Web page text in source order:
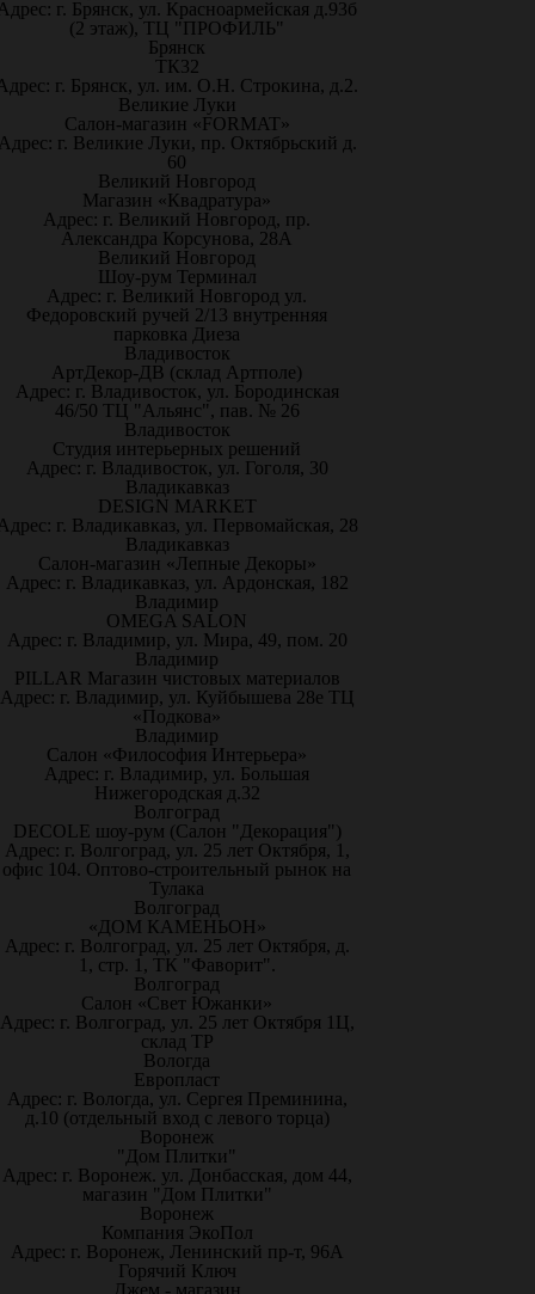
г. Брянск, ул. Красноармейская д.93б
(2 этаж), ТЦ "ПРОФИЛЬ"
Брянск
ТК32
г. Брянск, ул. им. О.Н. Строкина, д.2.
Великие Луки
Салон-магазин «FORMAT»
г. Великие Луки, пр. Октябрьский д.
60
Великий Новгород
Магазин «Квадратура»
Адрес: г. Великий Новгород, пр.
Александра Корсунова, 28А
Великий Новгород
Шоу-рум Терминал
Адрес: г. Великий Новгород ул.
Федоровский ручей 2/13 внутренняя
парковка Диеза
Владивосток
АртДекор-ДВ (склад Артполе)
Адрес: г. Владивосток, ул. Бородинская
46/50 ТЦ "Альянс", пав. № 26
Владивосток
Студия интерьерных решений
Адрес: г. Владивосток, ул. Гоголя, 30
Владикавказ
DESIGN MARKET
г. Владикавказ, ул. Первомайская, 28
Владикавказ
Салон-магазин «Лепные Декоры»
Адрес: г. Владикавказ, ул. Ардонская, 182
Владимир
OMEGA SALON
Адрес: г. Владимир, ул. Мира, 49, пом. 20
Владимир
PILLAR Магазин чистовых материалов
Адрес: г. Владимир, ул. Куйбышева 28е ТЦ
«Подкова»
Владимир
Салон «Философия Интерьера»
Адрес: г. Владимир, ул. Большая
Нижегородская д.32
Волгоград
DECOLE шоу-рум (Салон "Декорация")
Адрес: г. Волгоград, ул. 25 лет Октября, 1,
офис 104. Оптово-строительный рынок на
Тулака
Волгоград
«ДОМ КАМЕНЬОН»
Адрес: г. Волгоград, ул. 25 лет Октября, д.
1, стр. 1, ТК "Фаворит".
Волгоград
Салон «Свет Южанки»
Адрес: г. Волгоград, ул. 25 лет Октября 1Ц,
склад ТР
Вологда
Европласт
Адрес: г. Вологда, ул. Сергея Преминина,
д.10 (отдельный вход с левого торца)
Воронеж
"Дом Плитки"
Адрес: г. Воронеж. ул. Донбасская, дом 44,
магазин "Дом Плитки"
Воронеж
Компания ЭкоПол
Адрес: г. Воронеж, Ленинский пр-т, 96А
Горячий Ключ
Джем - магазин